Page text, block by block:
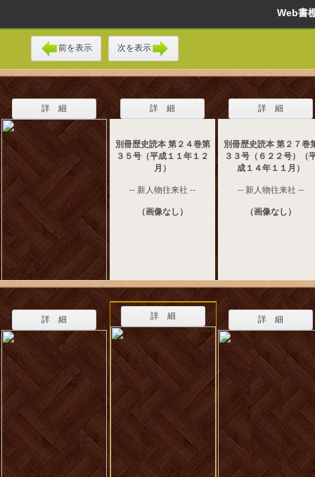
Web
前を表示 次を表示
詳 細 詳 細
別冊歴史読本 第２４巻第
３５号（平成１１年１２
月）
-- 新人物往来社 --
（画像なし）
詳 細
別冊歴史読本 第２７巻
３３号（６２２号）（
成１４年１１月）
-- 新人物往来社 --
（画像なし）
詳 細 詳 細 詳 細